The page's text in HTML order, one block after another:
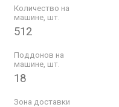
Количество на
машине, шт.
512
Поддонов на
машине, шт.
18
Зона доставки